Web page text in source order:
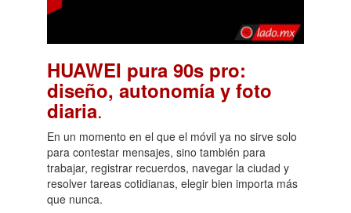
HUAWEI pura 90s pro:
diseño, autonomía y foto
diaria.
En un momento en el que el móvil ya no sirve solo
para contestar mensajes, sino también para
trabajar, registrar recuerdos, navegar la ciudad y
resolver tareas cotidianas, elegir bien importa más
que nunca.